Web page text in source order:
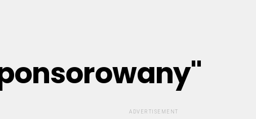
ADVERTISEMENT